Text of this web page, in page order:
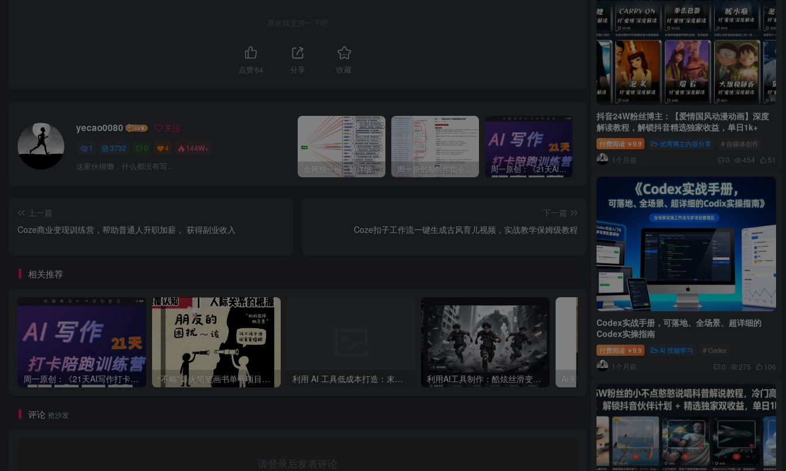
喜欢就支持一下吧
点赞 64 分享 收藏
yecao0080 关注
1 3732 0 4 144W+
这家伙很懒，什么都没有写... 全网独一份：超详细的40+个自媒体赛道领域解析手册，让你的内容创作不再局限！ 周一原创AI创作指令词：30+个领域赛道的创作提示词集合 周一原创：《21天AI写作打卡陪跑训练营》全部内容讲解！（网站会员免费学习…）
上一篇
Coze商业变现训练营，帮助普通人升职加薪， 获得副业收入
下一篇
Coze扣子工作流一键生成古风育儿视频，实战教学保姆级教程
相关推荐
周一原创：《21天AI写作打卡陪跑训练营》全部内容讲解！（网站会员免费学习…） “不略”爆火简笔画书单号项目拆解，利用AI快速制作简笔画书单视频 利用 AI 工具低成本打造：末日生存题材系列短片， 利用AI工具制作：酷炫丝滑变装视频，流量爆炸，轻松日入5张+
评论 抢沙发
请登录后发表评论
抖音24W粉丝博主：【爱情国风动漫动画】深度
解读教程，解锁抖音精选独家收益，单日1k+
付费阅读 ￥9.9 优秀博主内容分享 # 自媒体创作
1个月前 0 454 51
Codex实战手册，可落地、全场景、超详细的
Codex实操指南
付费阅读 ￥9.9 AI 技能学习 # Codex
1个月前 0 275 106